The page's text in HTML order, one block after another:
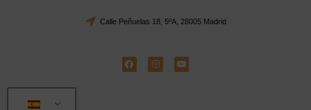
Calle Peñuelas 18, 5ºA, 28005 Madrid